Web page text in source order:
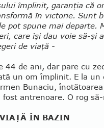
împlinit, garanţia că
în victorie. Sunt
pot spune mai departe.
care îşi dau voie să-şi
de viaţă -
44 de ani, dar pare cu
un om împlinit. E la
Bunaciu,
fost antre­noare. O rog
ÎN BAZIN